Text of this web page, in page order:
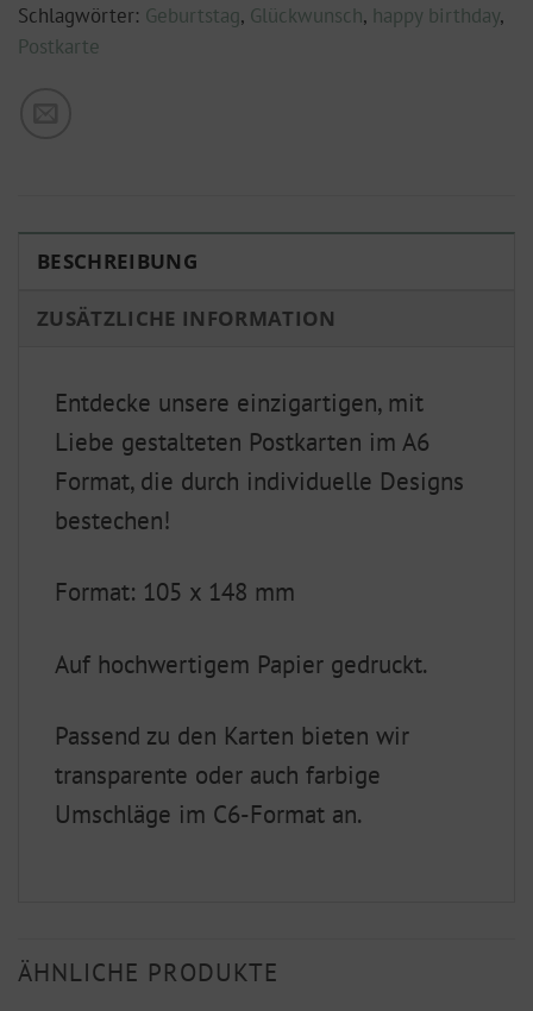
Schlagwörter: Geburtstag, Glückwunsch, happy birthday,
Postkarte
BESCHREIBUNG
ZUSÄTZLICHE INFORMATION
Entdecke unsere einzigartigen, mit
Liebe gestalteten Postkarten im A6
Format, die durch individuelle Designs
bestechen!
Format: 105 x 148 mm
Auf hochwertigem Papier gedruckt.
Passend zu den Karten bieten wir
transparente oder auch farbige
Umschläge im C6-Format an.
ÄHNLICHE PRODUKTE